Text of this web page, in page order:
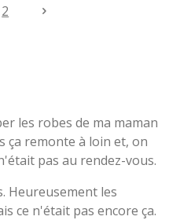
2
les robes de ma maman
ça remonte à loin et, on
pas au rendez-vous.
Heureusement les
ce n'était pas encore ça.